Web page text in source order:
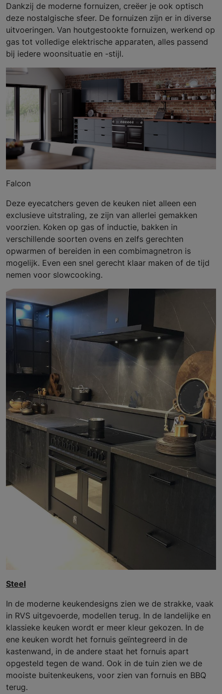
Dankzij de moderne fornuizen, creëer je ook optisch
deze nostalgische sfeer. De fornuizen zijn er in diverse
uitvoeringen. Van houtgestookte fornuizen, werkend op
gas tot volledige elektrische apparaten, alles passend
bij iedere woonsituatie en -stijl.
Falcon
Deze eyecatchers geven de keuken niet alleen een
exclusieve uitstraling, ze zijn van allerlei gemakken
voorzien. Koken op gas of inductie, bakken in
verschillende soorten ovens en zelfs gerechten
opwarmen of bereiden in een combimagnetron is
mogelijk. Even een snel gerecht klaar maken of de tijd
nemen voor slowcooking.
Steel
In de moderne keukendesigns zien we de strakke, vaak
in RVS uitgevoerde, modellen terug. In de landelijke en
klassieke keuken wordt er meer kleur gekozen. In de
ene keuken wordt het fornuis geïntegreerd in de
kastenwand, in de andere staat het fornuis apart
opgesteld tegen de wand. Ook in de tuin zien we de
mooiste buitenkeukens, voor zien van fornuis en BBQ
terug.